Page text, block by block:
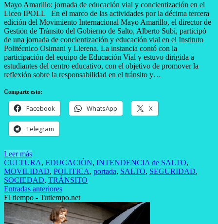
Mayo Amarillo: jornada de educación vial y concientización en el
Liceo IPOLL En el marco de las actividades por la décima tercera
edición del Movimiento Internacional Mayo Amarillo, el director de
Gestión de Tránsito del Gobierno de Salto, Alberto Subí, participó
de una jornada de concientización y educación vial en el Instituto
Politécnico Osimani y Llerena. La instancia contó con la
participación del equipo de Educación Vial y estuvo dirigida a
estudiantes del centro educativo, con el objetivo de promover la
reflexión sobre la responsabilidad en el tránsito y…
Comparte esto:
Facebook WhatsApp X
Telegram
Leer más
CULTURA, EDUCACIÒN, INTENDENCIA de SALTO,
MOVILIDAD, POLITICA, portada, SALTO, SEGURIDAD,
SOCIEDAD, TRÁNSITO
Navegación
de
entradas
Entradas anteriores
El tiempo - Tutiempo.net